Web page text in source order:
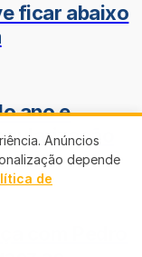
ficar abaixo
ano e
com Pedro
Anúncios
depende
de